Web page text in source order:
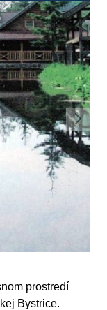
prostredí
Bystrice.